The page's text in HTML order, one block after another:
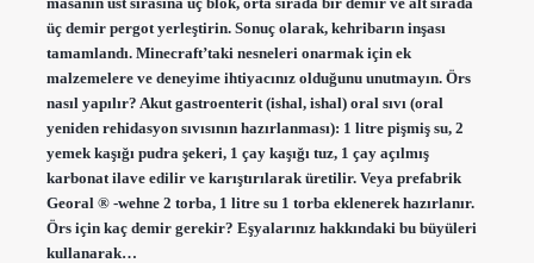
masanın üst sırasına üç blok, orta sırada bir demir ve alt sırada
üç demir pergot yerleştirin. Sonuç olarak, kehribarın inşası
tamamlandı. Minecraft’taki nesneleri onarmak için ek
malzemelere ve deneyime ihtiyacınız olduğunu unutmayın. Örs
nasıl yapılır? Akut gastroenterit (ishal, ishal) oral sıvı (oral
yeniden rehidasyon sıvısının hazırlanması): 1 litre pişmiş su, 2
yemek kaşığı pudra şekeri, 1 çay kaşığı tuz, 1 çay açılmış
karbonat ilave edilir ve karıştırılarak üretilir. Veya prefabrik
Georal ® -wehne 2 torba, 1 litre su 1 torba eklenerek hazırlanır.
Örs için kaç demir gerekir? Eşyalarınız hakkındaki bu büyüleri
kullanarak…